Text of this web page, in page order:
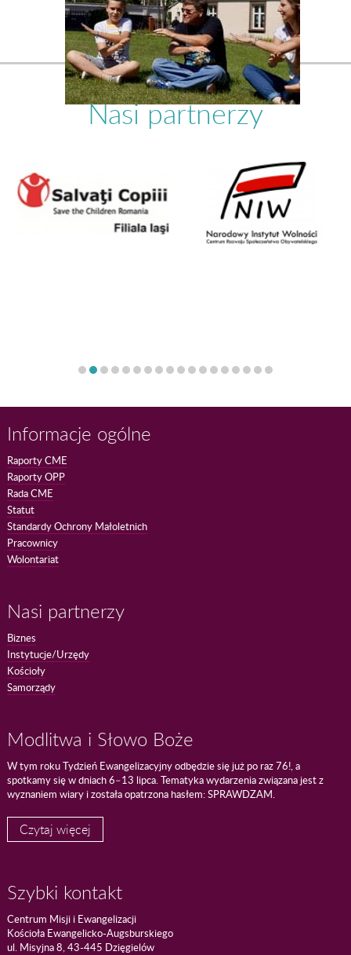
Nasi partnerzy
Informacje ogólne
Raporty CME
Raporty OPP
Rada CME
Statut
Standardy Ochrony Małoletnich
Pracownicy
Wolontariat
Nasi partnerzy
Biznes
Instytucje/Urzędy
Kościoły
Samorządy
Modlitwa i Słowo Boże
W tym roku Tydzień Ewangelizacyjny odbędzie się już po raz 76!, a
spotkamy się w dniach 6–13 lipca. Tematyka wydarzenia związana jest z
wyznaniem wiary i została opatrzona hasłem: SPRAWDZAM.
Czytaj więcej
Szybki kontakt
Centrum Misji i Ewangelizacji
Kościoła Ewangelicko-Augsburskiego
ul. Misyjna 8, 43-445 Dzięgielów